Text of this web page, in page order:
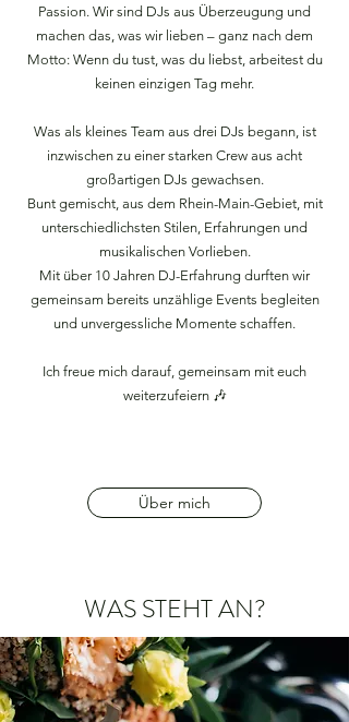
Passion. Wir sind DJs aus Überzeugung und
machen das, was wir lieben – ganz nach dem
Motto: Wenn du tust, was du liebst, arbeitest du
keinen einzigen Tag mehr.
Was als kleines Team aus drei DJs begann, ist
inzwischen zu einer starken Crew aus acht
großartigen DJs gewachsen.
Bunt gemischt, aus dem Rhein-Main-Gebiet, mit
unterschiedlichsten Stilen, Erfahrungen und
musikalischen Vorlieben.
Mit über 10 Jahren DJ-Erfahrung durften wir
gemeinsam bereits unzählige Events begleiten
und unvergessliche Momente schaffen.
Ich freue mich darauf, gemeinsam mit euch
weiterzufeiern 🎶
Über mich
WAS STEHT AN?